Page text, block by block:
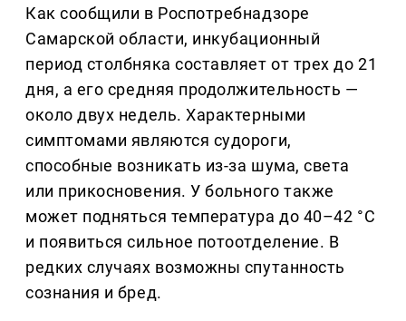
Как сообщили в Роспотребнадзоре
Самарской области, инкубационный
период столбняка составляет от трех до 21
дня, а его средняя продолжительность —
около двух недель. Характерными
симптомами являются судороги,
способные возникать из-за шума, света
или прикосновения. У больного также
может подняться температура до 40–42 °С
и появиться сильное потоотделение. В
редких случаях возможны спутанность
сознания и бред.